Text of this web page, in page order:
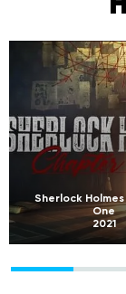
Sherlock
One
2021